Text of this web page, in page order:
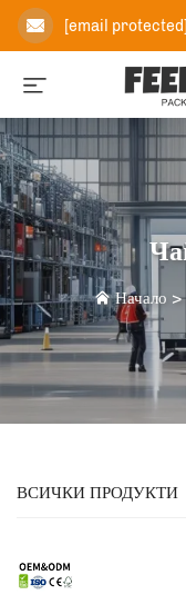
[email protected]
Начало
ВСИЧКИ ПРОДУКТИ